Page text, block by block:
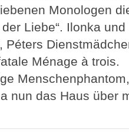
Monologen
der Liebe“. Ilonka
Péters
Ménage à
nun das Haus über